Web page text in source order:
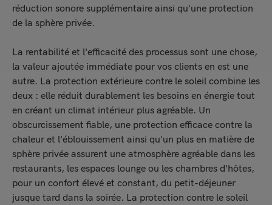
réduction sonore supplémentaire ainsi qu'une protection
de la sphère privée.
La rentabilité et l'efficacité des processus sont une chose,
la valeur ajoutée immédiate pour vos clients en est une
autre. La protection extérieure contre le soleil combine les
deux : elle réduit durablement les besoins en énergie tout
en créant un climat intérieur plus agréable. Un
obscurcissement fiable, une protection efficace contre la
chaleur et l'éblouissement ainsi qu'un plus en matière de
sphère privée assurent une atmosphère agréable dans les
restaurants, les espaces lounge ou les chambres d'hôtes,
pour un confort élevé et constant, du petit-déjeuner
jusque tard dans la soirée. La protection contre le soleil